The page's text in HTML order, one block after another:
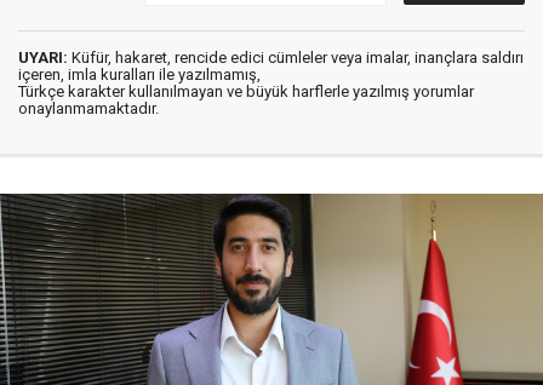
UYARI: Küfür, hakaret, rencide edici cümleler veya imalar, inançlara saldırı
içeren, imla kuralları ile yazılmamış,
Türkçe karakter kullanılmayan ve büyük harflerle yazılmış yorumlar
onaylanmamaktadır.